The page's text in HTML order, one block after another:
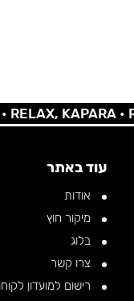
KAPARA •
עוד באתר
אודות
מיקור חוץ
בלוג
צרו קשר
רישום למועדון